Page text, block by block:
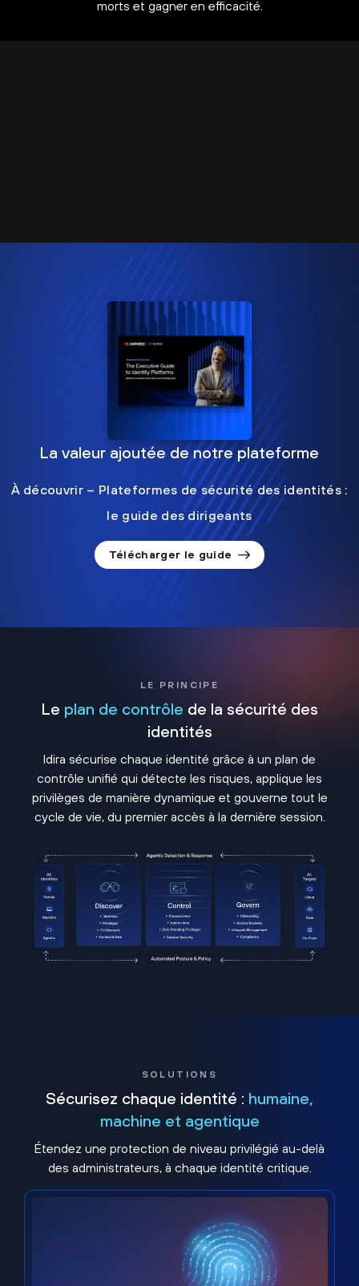
morts et gagner en efficacité.
La valeur ajoutée de notre plateforme
À découvrir – Plateformes de sécurité des identités :
le guide des dirigeants
Télécharger le guide
LE PRINCIPE
Le plan de contrôle de la sécurité des
identités
Idira sécurise chaque identité grâce à un plan de
contrôle unifié qui détecte les risques, applique les
privilèges de manière dynamique et gouverne tout le
cycle de vie, du premier accès à la dernière session.
SOLUTIONS
Sécurisez chaque identité : humaine,
machine et agentique
Étendez une protection de niveau privilégié au-delà
des administrateurs, à chaque identité critique.